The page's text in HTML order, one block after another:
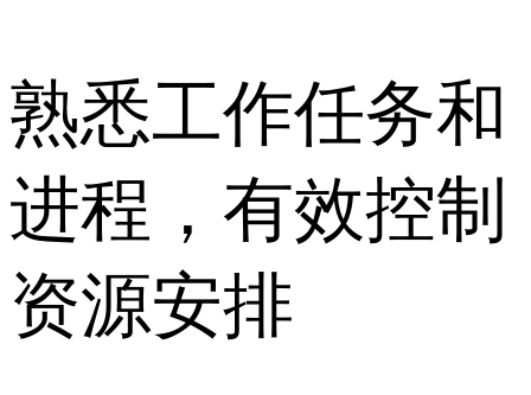
熟悉工作任务和
进程，有效控制
资源安排